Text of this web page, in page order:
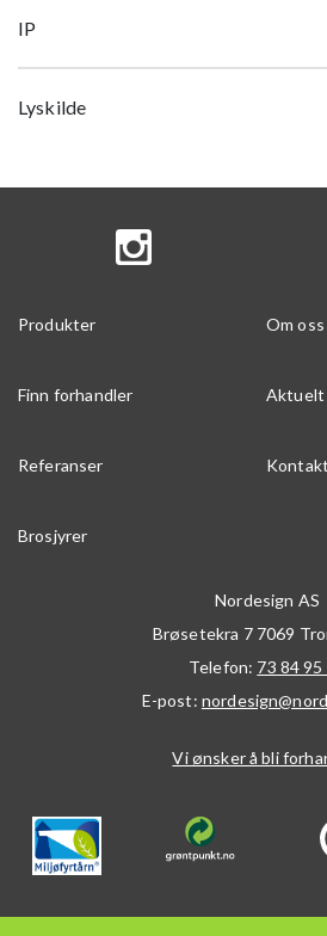
IP
Lyskilde
Produkter Om oss
Finn forhandler Aktuelt
Referanser
Brosjyrer
Nordesign AS
Brøsetekra 7 7069
Telefon: 73 84 95
E-post:
Vi ønsker å bli